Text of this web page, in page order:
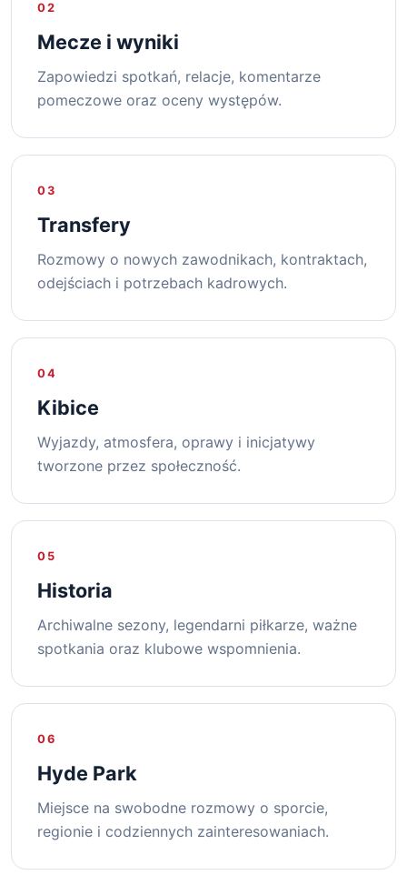
02
Mecze i wyniki
Zapowiedzi spotkań, relacje, komentarze
pomeczowe oraz oceny występów.
03
Transfery
Rozmowy o nowych zawodnikach, kontraktach,
odejściach i potrzebach kadrowych.
04
Kibice
Wyjazdy, atmosfera, oprawy i inicjatywy
tworzone przez społeczność.
05
Historia
Archiwalne sezony, legendarni piłkarze, ważne
spotkania oraz klubowe wspomnienia.
06
Hyde Park
Miejsce na swobodne rozmowy o sporcie,
regionie i codziennych zainteresowaniach.